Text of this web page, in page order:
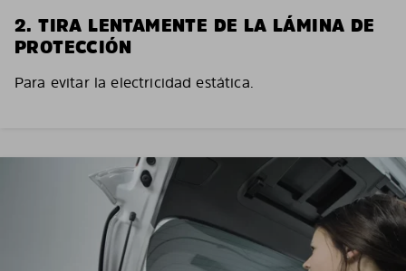
2. TIRA LENTAMENTE DE LA LÁMINA DE
PROTECCIÓN
Para evitar la electricidad estática.